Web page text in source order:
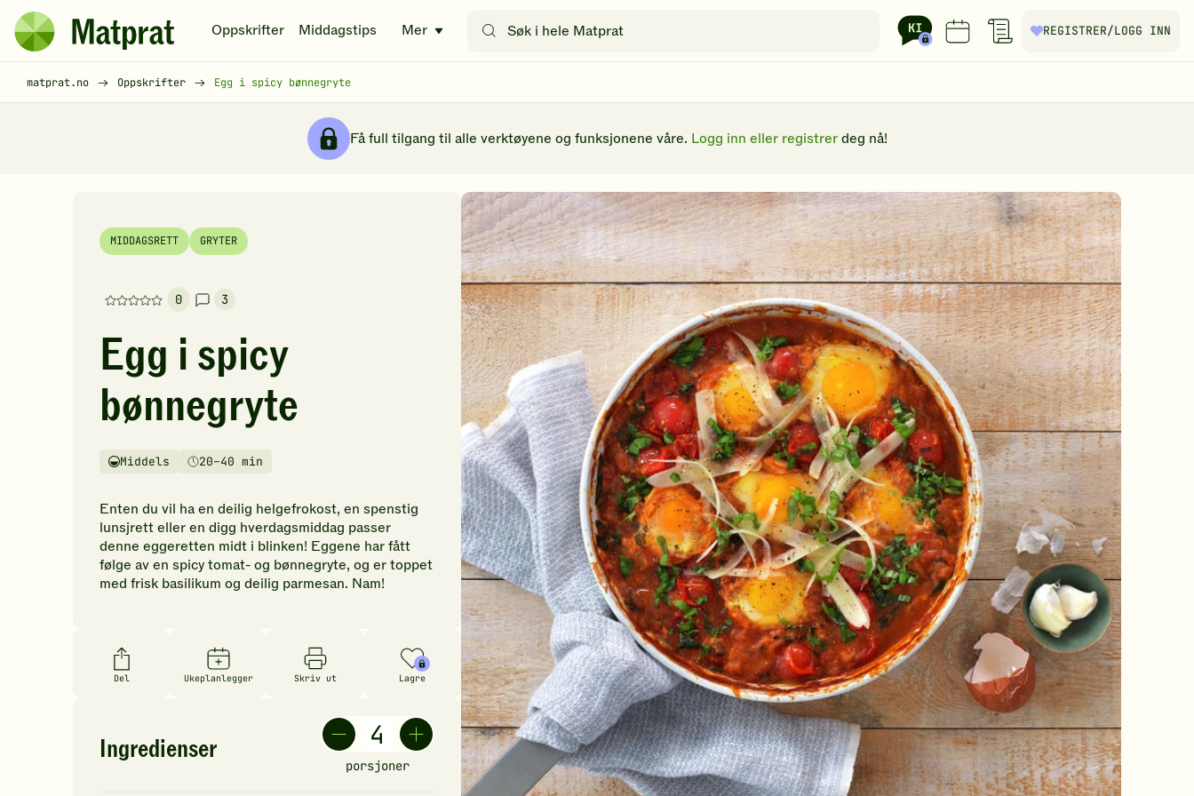
Hopp til hovedinnhold
Matprat
hjemmeside
Oppskrifter Middagstips Mer
etter
REGISTRER/LOGG INN
matprat.no Oppskrifter Egg i spicy bønnegryte
Få full tilgang til alle verktøyene og funksjonene våre. Logg inn eller registrer deg nå!
MIDDAGSRETT GRYTER
0
Denne
har
foreløpig
ingen
vurderinger.
Bli
første
å
vurdere
denne
oppskriften.
3
Egg i spicy
bønnegryte
Vanskelighetsgrad
Middels
Tilberedningstid20–40 min
Enten du vil ha en deilig helgefrokost, en spenstig
lunsjrett eller en digg hverdagsmiddag passer
denne eggeretten midt i blinken! Eggene har fått
følge av en spicy tomat- og bønnegryte, og er toppet
med frisk basilikum og deilig parmesan. Nam!
Del Ukeplanlegger Skriv ut Lagre
Ingredienser
porsjoner